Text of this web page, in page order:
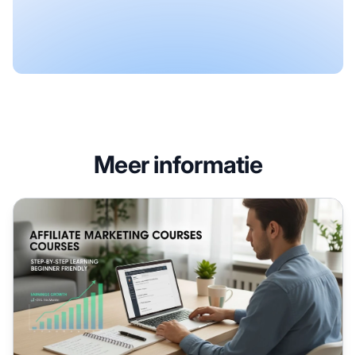
Meer informatie
Zijn affiliate marketingcursussen geschikt voor beginners?